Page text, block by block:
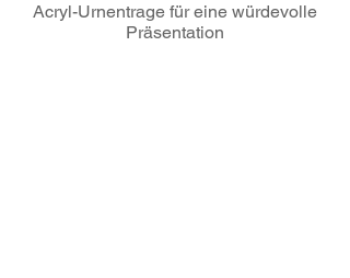
Acryl-Urnentrage für eine würdevolle
Präsentation